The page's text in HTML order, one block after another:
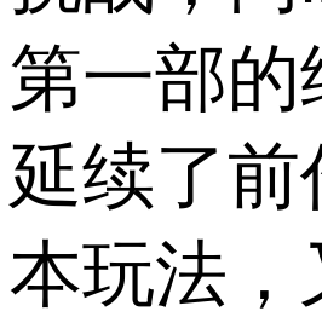
第一部的
延续了前
本玩法，